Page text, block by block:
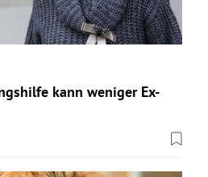
kann weniger Ex-